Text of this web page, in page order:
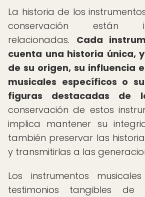
La historia de los
conservación están
relacionadas. Cada
cuenta una historia única,
de su origen, su influencia
musicales específicos o
figuras destacadas de
conservación de estos
implica mantener su
también preservar las
y transmitirlas a las
Los instrumentos
testimonios tangibles de